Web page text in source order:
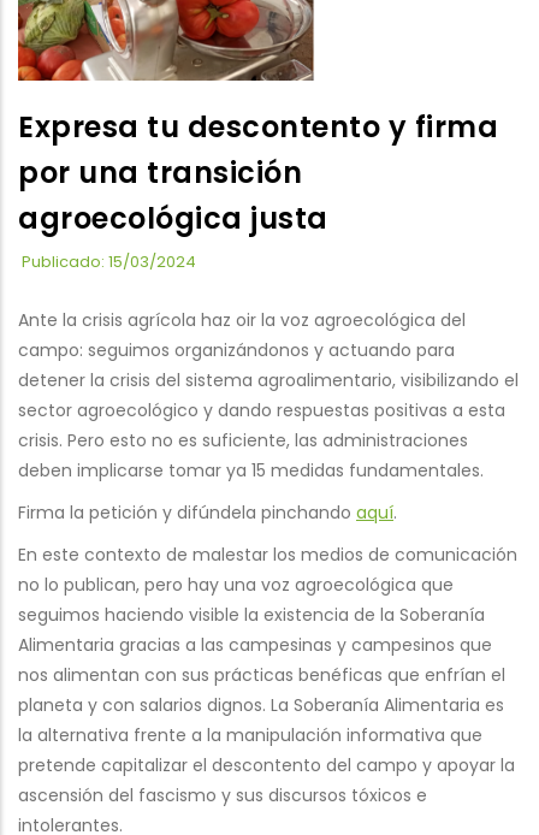
Expresa tu descontento y firma
por una transición
agroecológica justa
Publicado: 15/03/2024
Ante la crisis agrícola haz oir la voz agroecológica del
campo: seguimos organizándonos y actuando para
detener la crisis del sistema agroalimentario, visibilizando el
sector agroecológico y dando respuestas positivas a esta
crisis. Pero esto no es suficiente, las administraciones
deben implicarse tomar ya 15 medidas fundamentales.
Firma la petición y difúndela pinchando aquí.
En este contexto de malestar los medios de comunicación
no lo publican, pero hay una voz agroecológica que
seguimos haciendo visible la existencia de la Soberanía
Alimentaria gracias a las campesinas y campesinos que
nos alimentan con sus prácticas benéficas que enfrían el
planeta y con salarios dignos. La Soberanía Alimentaria es
la alternativa frente a la manipulación informativa que
pretende capitalizar el descontento del campo y apoyar la
ascensión del fascismo y sus discursos tóxicos e
intolerantes.